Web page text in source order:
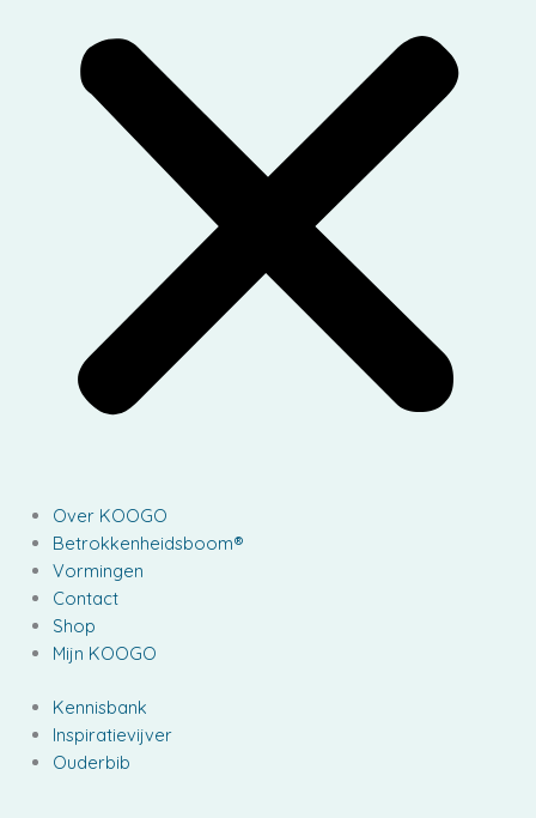
Over KOOGO
Betrokkenheidsboom®
Vormingen
Contact
Shop
Mijn KOOGO
Kennisbank
Inspiratievijver
Ouderbib